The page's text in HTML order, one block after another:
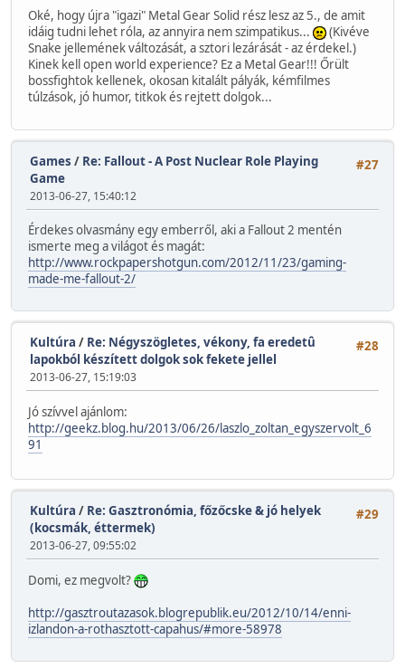
Oké, hogy újra "igazi" Metal Gear Solid rész lesz az 5., de amit
idáig tudni lehet róla, az annyira nem szimpatikus...
(Kivéve
Snake jellemének változását, a sztori lezárását - az érdekel.)
Kinek kell open world experience? Ez a Metal Gear!!! Őrült
bossfightok kellenek, okosan kitalált pályák, kémfilmes
túlzások, jó humor, titkok és rejtett dolgok...
#27
Games / Re: Fallout - A Post Nuclear Role Playing
Game
2013-06-27, 15:40:12
Érdekes olvasmány egy emberről, aki a Fallout 2 mentén
ismerte meg a világot és magát:
http://www.rockpapershotgun.com/2012/11/23/gaming-
made-me-fallout-2/
#28
Kultúra / Re: Négyszögletes, vékony, fa eredetû
lapokból készített dolgok sok fekete jellel
2013-06-27, 15:19:03
Jó szívvel ajánlom:
http://geekz.blog.hu/2013/06/26/laszlo_zoltan_egyszervolt_6
91
#29
Kultúra / Re: Gasztronómia, főzőcske & jó helyek
(kocsmák, éttermek)
2013-06-27, 09:55:02
Domi, ez megvolt?
http://gasztroutazasok.blogrepublik.eu/2012/10/14/enni-
izlandon-a-rothasztott-capahus/#more-58978